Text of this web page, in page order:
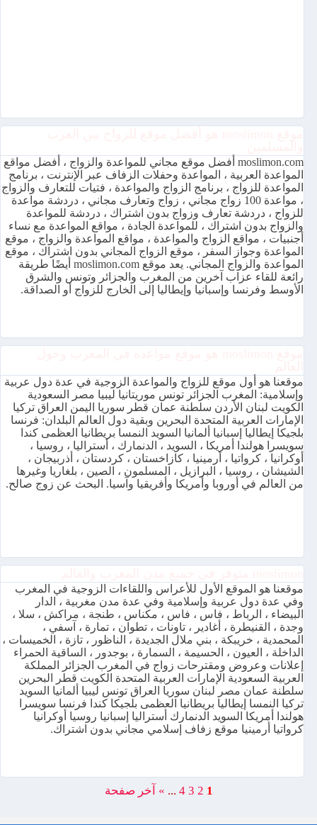
moslimon.com أفضل موقع مجاني للمواعدة والزواج ، أفضل مواقع
المواعدة العربية ، المواعدة وحفلات الزفاف عبر الإنترنت ، برنامج
المواعدة للزواج ، برنامج الزواج والمواعدة ، فتيات للتعارف والزواج
، مواعدة 100 زواج مجاني ، زواج وتعارف مجاني ، دردشة مواعدة
للزواج ، دردشة تعارف وزواج بدون اشتراك ، دردشة للمواعدة
والزواج بدون اشتراك ، للمواعدة الجادة ، مواقع المواعدة مع نساء
أجنبيات ، مواقع الزواج والمواعدة ، مواقع المواعدة والزواج ، موقع
المواعدة وجواز السفر ، موقع الزواج المجاني بدون اشتراك ، موقع
المواعدة والزواج المجاني. يعد موقع moslimon.com أيضًا طريقة
رائعة للقاء عزاب آخرين من المغرب والجزائر وتونس والشرق
الأوسط وفرنسا وإسبانيا وإيطاليا إلى الخارج للزواج أو الصداقة.
موقعنا هو أول موقع للزواج والمواعدة الزوجية في عدة دول عربية
وإسلامية: المغرب الجزائر تونس موريتانيا ليبيا مصر السعودية
الكويت لبنان الأردن سلطنة عمان قطر سوريا اليمن العراق تركيا
الإمارات العربية المتحدة البحرين وبقية دول العالم البلدان: فرنسا
بلجيكا إيطاليا إسبانيا ألمانيا السويد النمسا بريطانيا العظمى كندا
سويسرا هولندا أمريكا ، السويد ، الدنمارك ، أستراليا ، روسيا ،
أوكرانيا ، كرواتيا ، أرمينيا ، كازاخستان ، كردستان ، أذربيجان ،
الشيشان ، روسيا ، البرازيل ، المسلمون ، الصين ، بلغاريا وغيرها
من العالم في أوروبا وأمريكا وأفريقيا وآسيا. البحث عن زوج صالح.
موقعنا هو الموقع الأول للأعراس واللقاءات الزوجية في المغرب
وفي عدة دول عربية وإسلامية وفي عدة مدن مغربية ، الدار
البيضاء ، الرباط ، فاس ، فاس ، مكناس ، طنجة ، مراكش ، سلا ،
وجدة ، القنيطرة ، أغادير ، تاونات ، تطوان ، تمارة ، آسفي ،
المحمدية ، خريبكة ، بني ملال الجديدة ، الناظور ، تازة ، الخميسات ،
الداخلة ، العيون ، الحسيمة ، السمارة ، بوجدور ، الساقية الحمراء
إعلانات وعروض ومقترحات زواج في المغرب الجزائر المملكة
العربية السعودية الإمارات العربية المتحدة الكويت قطر البحرين
سلطنة عمان مصر لبنان سوريا العراق تونس ليبيا ألمانيا السويد
تركيا النمسا إيطاليا بريطانيا العظمى بلجيكا كندا فرنسا سويسرا
هولندا أمريكا السويد الدنمارك أستراليا إسبانيا روسيا أوكرانيا
كرواتيا أرمينيا موقع زفاف إسلامي مجاني بدون اشتراك.
1
2
3
4
...
» آخر صفحة